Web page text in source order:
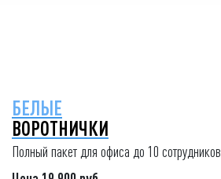
БЕЛЫЕ
ВОРОТНИЧКИ
Полный пакет для офиса до 10 сотрудников